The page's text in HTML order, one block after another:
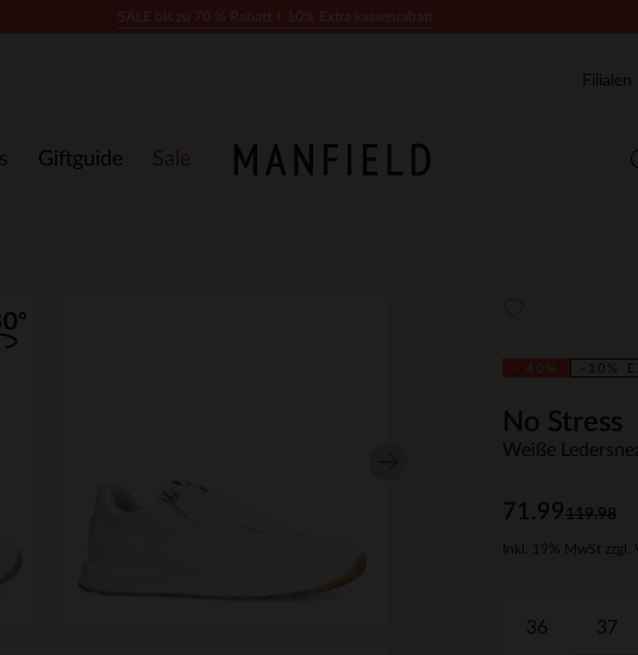
Giftguide Sale
Filialen
-10%
No Stress
Weiße
119.98
71.99
Inkl. 19% MwSt zzgl.
36 37